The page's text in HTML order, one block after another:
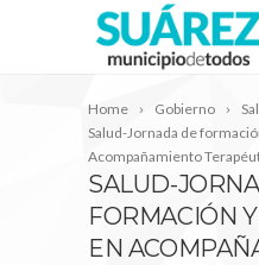
Home Gobierno
Salud-Jornada de
Acompañamiento
SALUD-
FORMACIÓN
EN